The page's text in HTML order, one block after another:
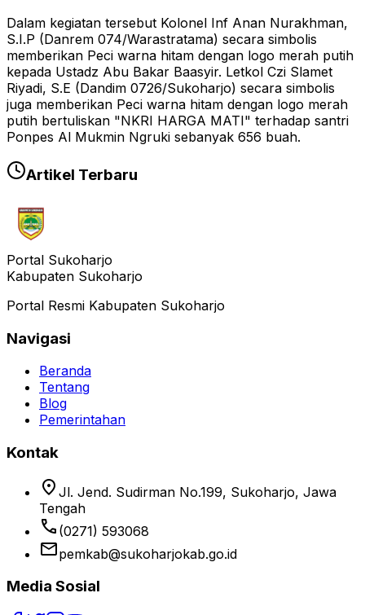
Dalam kegiatan tersebut Kolonel Inf Anan Nurakhman,
S.I.P (Danrem 074/Warastratama) secara simbolis
memberikan Peci warna hitam dengan logo merah putih
kepada Ustadz Abu Bakar Baasyir. Letkol Czi Slamet
Riyadi, S.E (Dandim 0726/Sukoharjo) secara simbolis
juga memberikan Peci warna hitam dengan logo merah
putih bertuliskan "NKRI HARGA MATI" terhadap santri
Ponpes Al Mukmin Ngruki sebanyak 656 buah.
Artikel Terbaru
Portal Sukoharjo
Kabupaten Sukoharjo
Portal Resmi Kabupaten Sukoharjo
Navigasi
Beranda
Tentang
Blog
Pemerintahan
Kontak
location_on Jl. Jend. Sudirman No.199, Sukoharjo, Jawa
Tengah
phone (0271) 593068
emailpemkab@sukoharjokab.go.id
Media Sosial